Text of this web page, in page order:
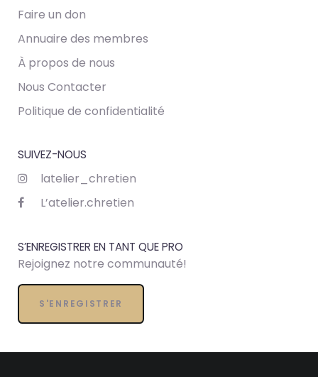
Faire un don
Annuaire des membres
À propos de nous
Nous Contacter
Politique de confidentialité
SUIVEZ-NOUS
latelier_chretien
L’atelier.chretien
S’ENREGISTRER EN TANT QUE PRO
Rejoignez notre communauté!
S'ENREGISTRER